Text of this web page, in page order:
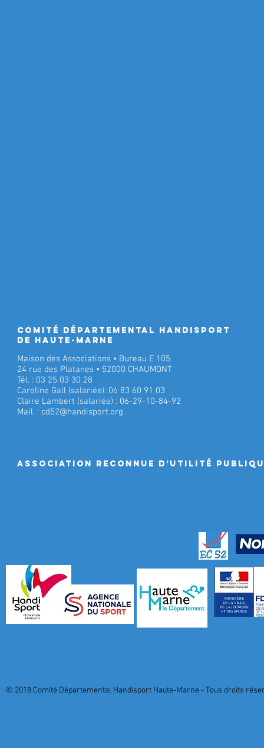
Comité Départemental Handisport
de Haute-Marne
Maison des Associations • Bureau E 105
24 rue des Platanes • 52000 CHAUMONT
Tél. : 03 25 03 30 28
Caroline Gall (salariée): 06 83 60 91 03
Claire Lambert (salariée) : 06-29-10-84-92
Mail. : cd52@handisport.org
ASSociation RECONNUE D’UTILITÉ
© 2018 Comité Départemental Handisport Haute-Marne - Tous droits